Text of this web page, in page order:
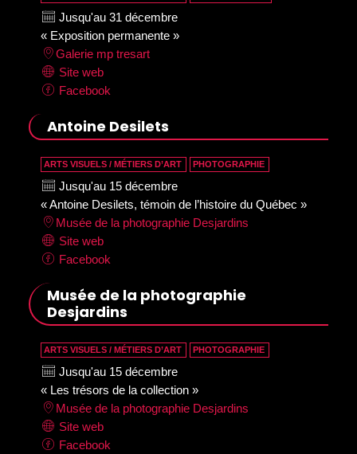
Jusqu'au 31 décembre
« Exposition permanente »
Galerie mp tresart
Site web
Facebook
Antoine Desilets
ARTS VISUELS / MÉTIERS D’ART PHOTOGRAPHIE
Jusqu'au 15 décembre
« Antoine Desilets, témoin de l’histoire du Québec »
Musée de la photographie Desjardins
Site web
Facebook
Musée de la photographie
Desjardins
ARTS VISUELS / MÉTIERS D’ART PHOTOGRAPHIE
Jusqu'au 15 décembre
« Les trésors de la collection »
Musée de la photographie Desjardins
Site web
Facebook